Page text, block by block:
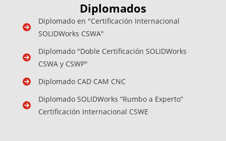
Diplomados
Diplomado en "Certificación Internacional
SOLIDWorks CSWA"
Diplomado "Doble Certificación SOLIDWorks
CSWA y CSWP"
Diplomado CAD CAM CNC
Diplomado SOLIDWorks “Rumbo a Experto”
Certificación Internacional CSWE